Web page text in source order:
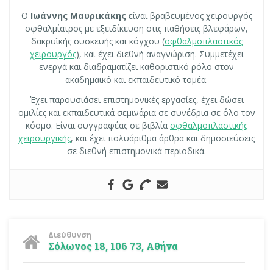
Ο Ιωάννης Μαυρικάκηςείναι βραβευμένος χειρουργός
οφθαλμίατρος με εξειδίκευση στις παθήσεις βλεφάρων,
δακρυϊκής συσκευής και κόγχου (οφθαλμοπλαστικός
χειρουργός), και έχει διεθνή αναγνώριση. Συμμετέχει
ενεργά και διαδραματίζει καθοριστικό ρόλο στον
ακαδημαϊκό και εκπαιδευτικό τομέα.
Έχει παρουσιάσει επιστημονικές εργασίες, έχει δώσει
ομιλίες και εκπαιδευτικά σεμινάρια σε συνέδρια σε όλο τον
κόσμο. Είναι συγγραφέας σε βιβλία οφθαλμοπλαστικής
χειρουργικής, και έχει πολυάριθμα άρθρα και δημοσιεύσεις
σε διεθνή επιστημονικά περιοδικά.
Διεύθυνση
Σόλωνος 18, 106 73, Αθήνα